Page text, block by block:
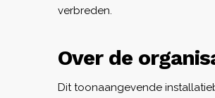
verbreden.
Over de
Dit toonaangevende